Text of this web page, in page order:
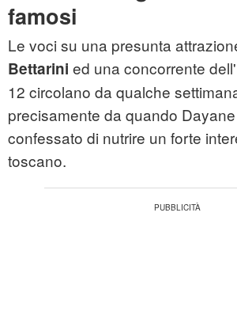
famosi
Le voci su una presunta
Bettarini ed una concorrente dell'
12 circolano da qualche
precisamente da quando
confessato di nutrire un forte
toscano.